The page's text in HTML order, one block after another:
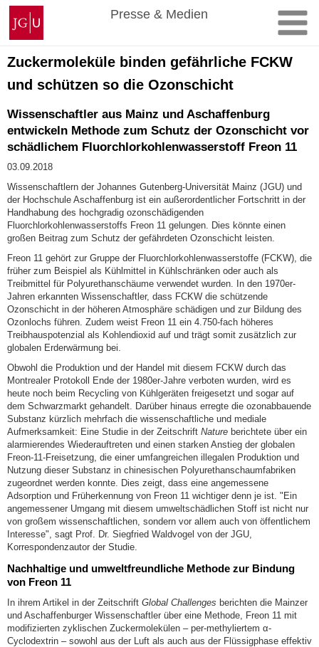
Zum
Inhalt
springen
Johannes
Gutenberg-
Universität
Mainz
Presse & Medien
Zuckermoleküle binden gefährliche FCKW
und schützen so die Ozonschicht
Wissenschaftler aus Mainz und Aschaffenburg
entwickeln Methode zum Schutz der Ozonschicht vor
schädlichem Fluorchlorkohlenwasserstoff Freon 11
03.09.2018
Wissenschaftlern der Johannes Gutenberg-Universität Mainz (JGU) und
der Hochschule Aschaffenburg ist ein außerordentlicher Fortschritt in der
Handhabung des hochgradig ozonschädigenden
Fluorchlorkohlenwasserstoffs Freon 11 gelungen. Dies könnte einen
großen Beitrag zum Schutz der gefährdeten Ozonschicht leisten.
Freon 11 gehört zur Gruppe der Fluorchlorkohlenwasserstoffe (FCKW), die
früher zum Beispiel als Kühlmittel in Kühlschränken oder auch als
Treibmittel für Polyurethanschäume verwendet wurden. In den 1970er-
Jahren erkannten Wissenschaftler, dass FCKW die schützende
Ozonschicht in der höheren Atmosphäre schädigen und zur Bildung des
Ozonlochs führen. Zudem weist Freon 11 ein 4.750-fach höheres
Treibhauspotenzial als Kohlendioxid auf und trägt somit zusätzlich zur
globalen Erderwärmung bei.
Obwohl die Produktion und der Handel mit diesem FCKW durch das
Montrealer Protokoll Ende der 1980er-Jahre verboten wurden, wird es
heute noch beim Recycling von Kühlgeräten freigesetzt und sogar auf
dem Schwarzmarkt gehandelt. Darüber hinaus erregte die ozonabbauende
Substanz kürzlich mehrfach die wissenschaftliche und mediale
Aufmerksamkeit: Eine Studie in der Zeitschrift Nature berichtete über ein
alarmierendes Wiederauftreten und einen starken Anstieg der globalen
Freon-11-Freisetzung, die einer umfangreichen illegalen Produktion und
Nutzung dieser Substanz in chinesischen Polyurethanschaumfabriken
zugeordnet werden konnte. Dies zeigt, dass eine angemessene
Adsorption und Früherkennung von Freon 11 wichtiger denn je ist. "Ein
angemessener Umgang mit diesem umweltschädlichen Stoff ist nicht nur
von großem wissenschaftlichen, sondern vor allem auch von öffentlichem
Interesse", sagt Prof. Dr. Siegfried Waldvogel von der JGU,
Korrespondenzautor der Studie.
Nachhaltige und umweltfreundliche Methode zur Bindung
von Freon 11
In ihrem Artikel in der Zeitschrift Global Challenges berichten die Mainzer
und Aschaffenburger Wissenschaftler über eine Methode, Freon 11 mit
modifizierten zyklischen Zuckermolekülen – per-methyliertem α-
Cyclodextrin – sowohl aus der Luft als auch aus der Flüssigphase effektiv